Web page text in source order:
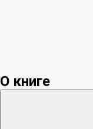
О книге